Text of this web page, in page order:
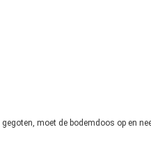
moet de bodemdoos op en